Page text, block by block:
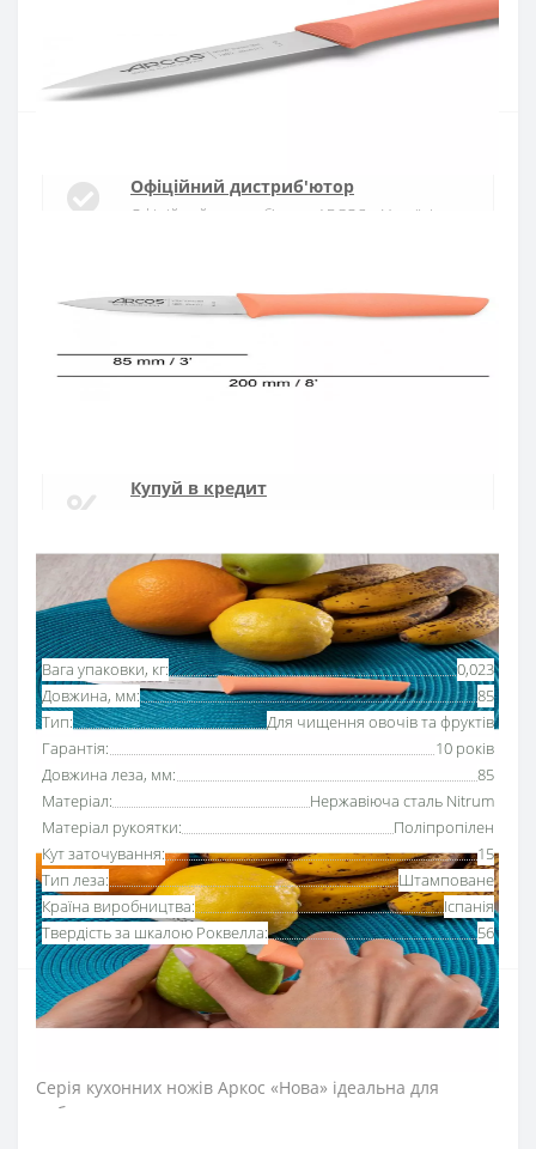
Введіть номер телефону і ми передзвонимо
Основні характеристики Всі характеристики
Вага упаковки, кг:
0,023
Довжина, мм:
85
Тип:
Для чищення овочів та фруктів
Гарантія:
10 років
Довжина леза, мм:
85
Матеріал:
Нержавіюча сталь Nitrum
Матеріал рукоятки:
Поліпропілен
Кут заточування:
15
Тип леза:
Штамповане
Країна виробництва:
Іспанія
Твердість за шкалою Роквелла:
56
Офіційний дистриб'ютор
Офіційний дистриб'ютор ARCOS в Україні
Доставка протягом 1-3 днів по Україні
Гарантія якості
Купуй в кредит
Ніж для чищення овочів 85 мм серії «Нова» Аркос з
Серія кухонних ножів Аркос «Нова» ідеальна для
побутого використання, а також для невеликих кухонь.